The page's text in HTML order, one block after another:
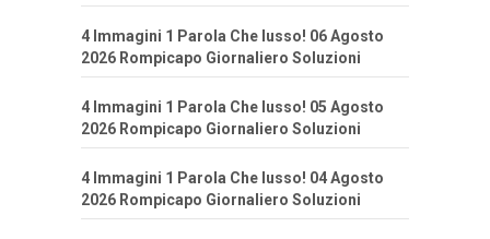
4 Immagini 1 Parola Che lusso! 06 Agosto
2026 Rompicapo Giornaliero Soluzioni
4 Immagini 1 Parola Che lusso! 05 Agosto
2026 Rompicapo Giornaliero Soluzioni
4 Immagini 1 Parola Che lusso! 04 Agosto
2026 Rompicapo Giornaliero Soluzioni